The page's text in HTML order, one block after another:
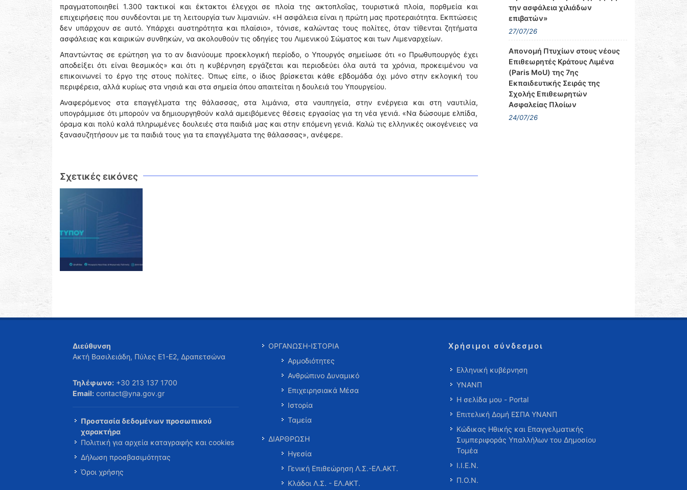
πραγματοποιηθεί 1.300 τακτικοί και έκτακτοι έλεγχοι σε πλοία της ακτοπλοΐας, τουριστικά πλοία, πορθμεία και
επιχειρήσεις που συνδέονται με τη λειτουργία των λιμανιών. «Η ασφάλεια είναι η πρώτη μας προτεραιότητα. Εκπτώσεις
δεν υπάρχουν σε αυτό. Υπάρχει αυστηρότητα και πλαίσιο», τόνισε, καλώντας τους πολίτες, όταν τίθενται ζητήματα
ασφάλειας και καιρικών συνθηκών, να ακολουθούν τις οδηγίες του Λιμενικού Σώματος και των Λιμεναρχείων.
Απαντώντας σε ερώτηση για το αν διανύουμε προεκλογική περίοδο, ο Υπουργός σημείωσε ότι «ο Πρωθυπουργός έχει
αποδείξει ότι είναι θεσμικός» και ότι η κυβέρνηση εργάζεται και περιοδεύει όλα αυτά τα χρόνια, προκειμένου να
επικοινωνεί το έργο της στους πολίτες. Όπως είπε, ο ίδιος βρίσκεται κάθε εβδομάδα όχι μόνο στην εκλογική του
περιφέρεια, αλλά κυρίως στα νησιά και στα σημεία όπου απαιτείται η δουλειά του Υπουργείου.
Αναφερόμενος στα επαγγέλματα της θάλασσας, στα λιμάνια, στα ναυπηγεία, στην ενέργεια και στη ναυτιλία,
υπογράμμισε ότι μπορούν να δημιουργηθούν καλά αμειβόμενες θέσεις εργασίας για τη νέα γενιά. «Να δώσουμε ελπίδα,
όραμα και πολύ καλά πληρωμένες δουλειές στα παιδιά μας και στην επόμενη γενιά. Καλώ τις ελληνικές οικογένειες να
ξανασυζητήσουν με τα παιδιά τους για τα επαγγέλματα της θάλασσας», ανέφερε.
Σχετικές εικόνες
την ασφάλεια χιλιάδων
επιβατών»
27/07/26
Απονομή Πτυχίων στους νέους
Επιθεωρητές Κράτους Λιμένα
(Paris MoU) της 7ης
Εκπαιδευτικής Σειράς της
Σχολής Επιθεωρητών
Ασφαλείας Πλοίων
24/07/26
Διεύθυνση
Ακτή Βασιλειάδη, Πύλες Ε1-Ε2, Δραπετσώνα
Τηλέφωνο: +30 213 137 1700
Email: contact@yna.gov.gr
Προστασία δεδομένων προσωπικού
χαρακτήρα
Πολιτική για αρχεία καταγραφής και cookies
Δήλωση προσβασιμότητας
Όροι χρήσης
ΟΡΓΑΝΩΣΗ-ΙΣΤΟΡΙΑ
Αρμοδιότητες
Ανθρώπινο Δυναμικό
Επιχειρησιακά Μέσα
Ιστορία
Ταμεία
ΔΙΑΡΘΡΩΣΗ
Ηγεσία
Γενική Επιθεώρηση Λ.Σ.-ΕΛ.ΑΚΤ.
Κλάδοι Λ.Σ. - ΕΛ.ΑΚΤ.
Χρήσιμοι σύνδεσμοι
Ελληνική κυβέρνηση
ΥΝΑΝΠ
Η σελίδα μου - Portal
Επιτελική Δομή ΕΣΠΑ ΥΝΑΝΠ
Κώδικας Ηθικής και Επαγγελματικής
Συμπεριφοράς Υπαλλήλων του Δημοσίου
Τομέα
Ι.Ι.Ε.Ν.
Π.Ο.Ν.